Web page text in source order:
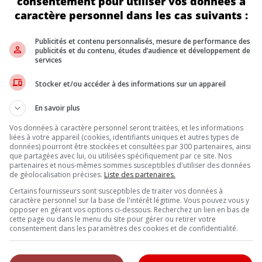
neuvième génération, attendue vers 2029. Ce modèle sera
ne soit confirmée pour l’instant, la flexibilité de la
prioritaire pour les modèles à prolongateur d’autonomie. Sur
du Nord et en Asie, cette approche pourrait bien renforcer
Inscrivez vous à l'infolettre.
NOUS
l’Annuel de l’automobile demeure l’outil de référence le plus complet
et les consommateurs à la recherche d’un véhicule ou simplement
caractère personnel dans les cas suivants :
Publicités et contenu personnalisés, mesure de performance des
publicités et du contenu, études d’audience et développement de
services
Stocker et/ou accéder à des informations sur un appareil
En savoir plus
Vos données à caractère personnel seront traitées, et les informations
liées à votre appareil (cookies, identifiants uniques et autres types de
données) pourront être stockées et consultées par 300 partenaires, ainsi
que partagées avec lui, ou utilisées spécifiquement par ce site. Nos
partenaires et nous-mêmes sommes susceptibles d'utiliser des données
de géolocalisation précises. Liste des partenaires.
Certains fournisseurs sont susceptibles de traiter vos données à
caractère personnel sur la base de l'intérêt légitime. Vous pouvez vous y
opposer en gérant vos options ci-dessous. Recherchez un lien en bas de
cette page ou dans le menu du site pour gérer ou retirer votre
consentement dans les paramètres des cookies et de confidentialité.